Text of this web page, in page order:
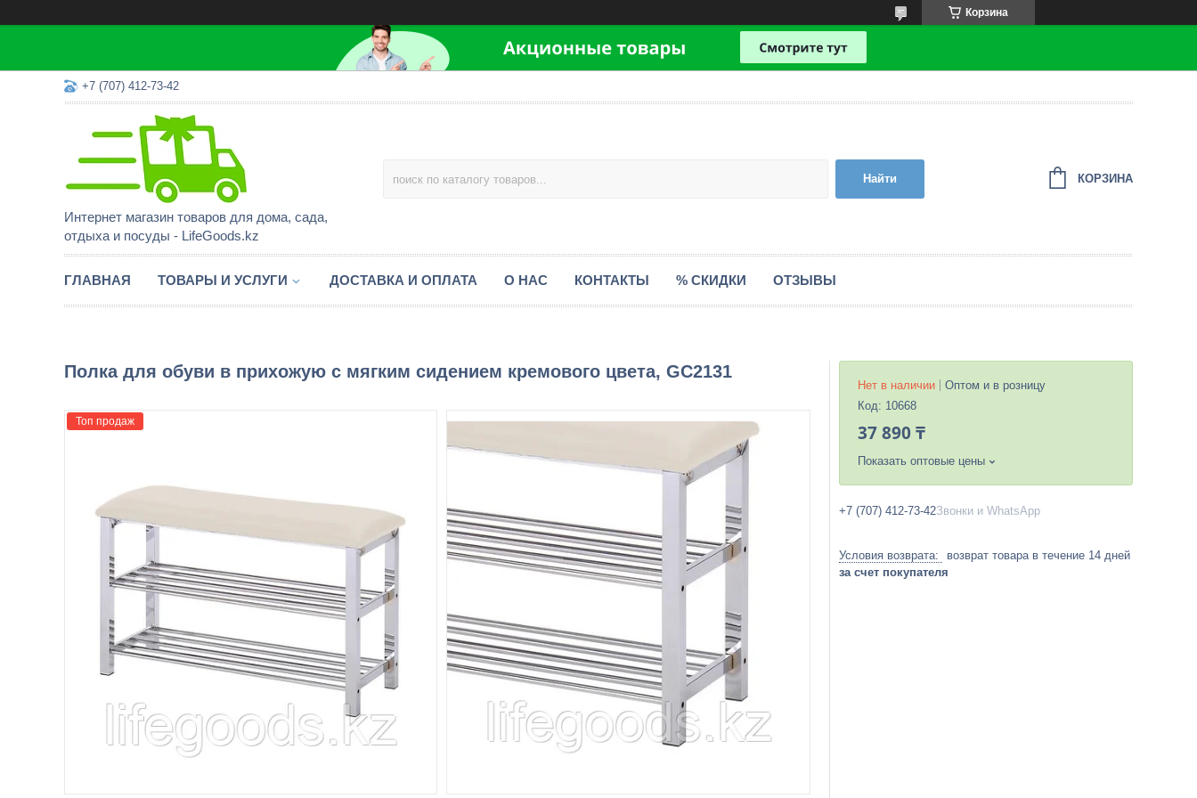
Корзина
+7 (707) 412-73-42
Интернет магазин товаров для дома, сада,
отдыха и посуды - LifeGoods.kz
Найти КОРЗИНА
ГЛАВНАЯ ТОВАРЫ И УСЛУГИ ДОСТАВКА И ОПЛАТА О НАС КОНТАКТЫ % СКИДКИ ОТЗЫВЫ
Полка для обуви в прихожую с мягким сидением кремового цвета, GC2131
Топ продаж
Нет в наличии
Оптом и в розницу
Код: 10668
37 890 ₸
Показать оптовые цены
+7 (707) 412-73-42Звонки и WhatsApp
возврат товара в течение 14 дней
за счет покупателя